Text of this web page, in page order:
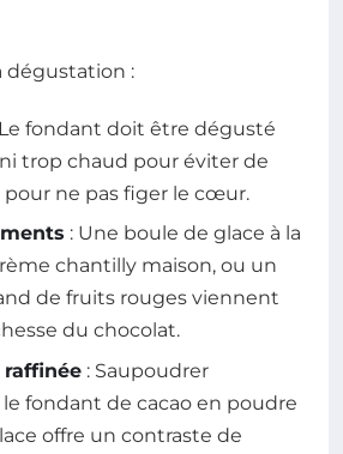
dégustation :
fondant doit être dégusté
trop chaud pour éviter de
pour ne pas figer le cœur.
: Une boule de glace à la
chantilly maison, ou un
de fruits rouges viennent
du chocolat.
: Saupoudrer
fondant de cacao en poudre
offre un contraste de